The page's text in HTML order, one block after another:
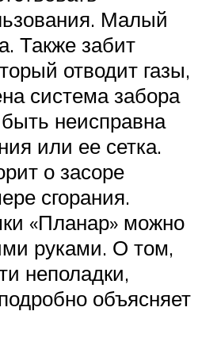
Малый
Также забит
отводит газы,
система забора
неисправна
или ее сетка.
о засоре
сгорания.
«Планар» можно
руками. О том,
неполадки,
объясняет